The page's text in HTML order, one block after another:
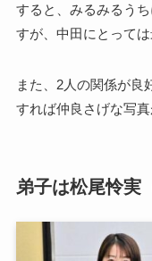
すると、みるみるう
すが、中田にとって
また、2人の関係が良
すれば仲良さげな写真
弟子は松尾怜実